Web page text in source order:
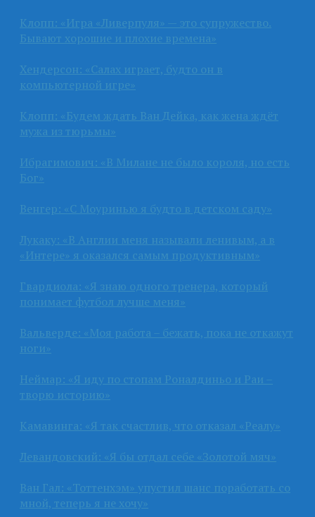
Клопп: «Игра «Ливерпуля» — это супружество.
Бывают хорошие и плохие времена»
Хендерсон: «Салах играет, будто он в
компьютерной игре»
Клопп: «Будем ждать Ван Дейка, как жена ждёт
мужа из тюрьмы»
Ибрагимович: «В Милане не было короля, но есть
Бог»
Венгер: «С Моуринью я будто в детском саду»
Лукаку: «В Англии меня называли ленивым, а в
«Интере» я оказался самым продуктивным»
Гвардиола: «Я знаю одного тренера, который
понимает футбол лучше меня»
Вальверде: «Моя работа – бежать, пока не откажут
ноги»
Неймар: «Я иду по стопам Роналдиньо и Раи –
творю историю»
Камавинга: «Я так счастлив, что отказал «Реалу»
Левандовский: «Я бы отдал себе «Золотой мяч»
Ван Гал: «Тоттенхэм» упустил шанс поработать со
мной, теперь я не хочу»